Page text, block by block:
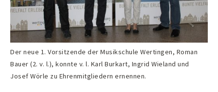
Der neue 1. Vorsitzende der Musikschule Wertingen, Roman
Bauer (2. v. l.), konnte v. l. Karl Burkart, Ingrid Wieland und
Josef Wörle zu Ehrenmitgliedern ernennen.